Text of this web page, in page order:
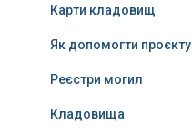
Карти кладовищ
Як допомогти проєкту
Реєстри могил
Кладовища